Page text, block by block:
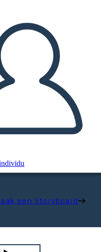
een Storyboard